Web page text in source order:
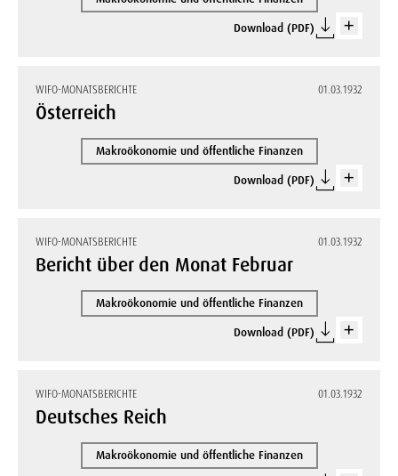
Download (PDF)
WIFO-MONATSBERICHTE 01.03.1932
Österreich
Makroökonomie und öffentliche Finanzen
Download (PDF)
WIFO-MONATSBERICHTE 01.03.1932
Bericht über den Monat Februar
Makroökonomie und öffentliche Finanzen
Download (PDF)
WIFO-MONATSBERICHTE 01.03.1932
Deutsches Reich
Makroökonomie und öffentliche Finanzen